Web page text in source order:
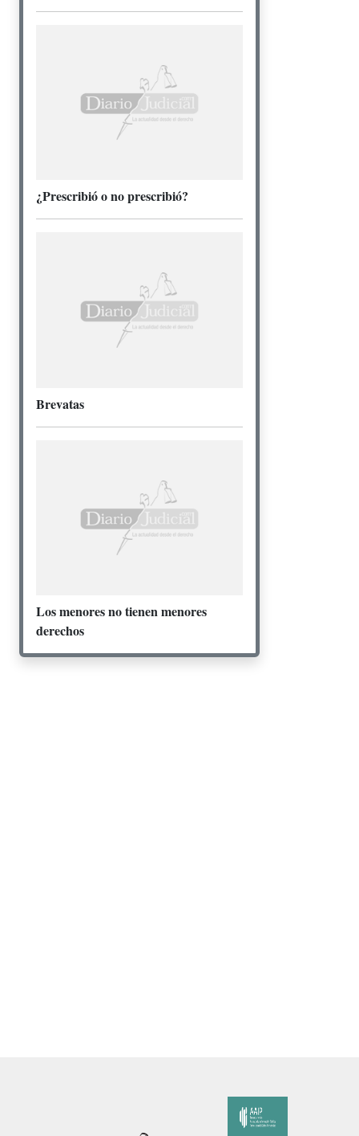
¿Prescribió o no prescribió?
Brevatas
Los menores no tienen menores
derechos